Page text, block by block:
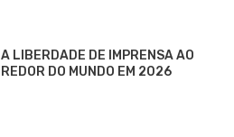
A LIBERDADE DE IMPRENSA AO
REDOR DO MUNDO EM 2026